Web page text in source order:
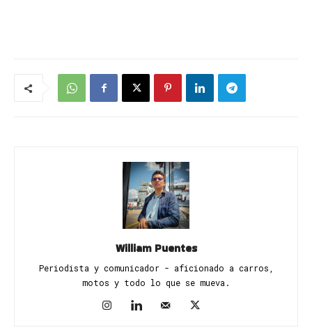
William Puentes
Periodista y comunicador - aficionado a carros,
motos y todo lo que se mueva.